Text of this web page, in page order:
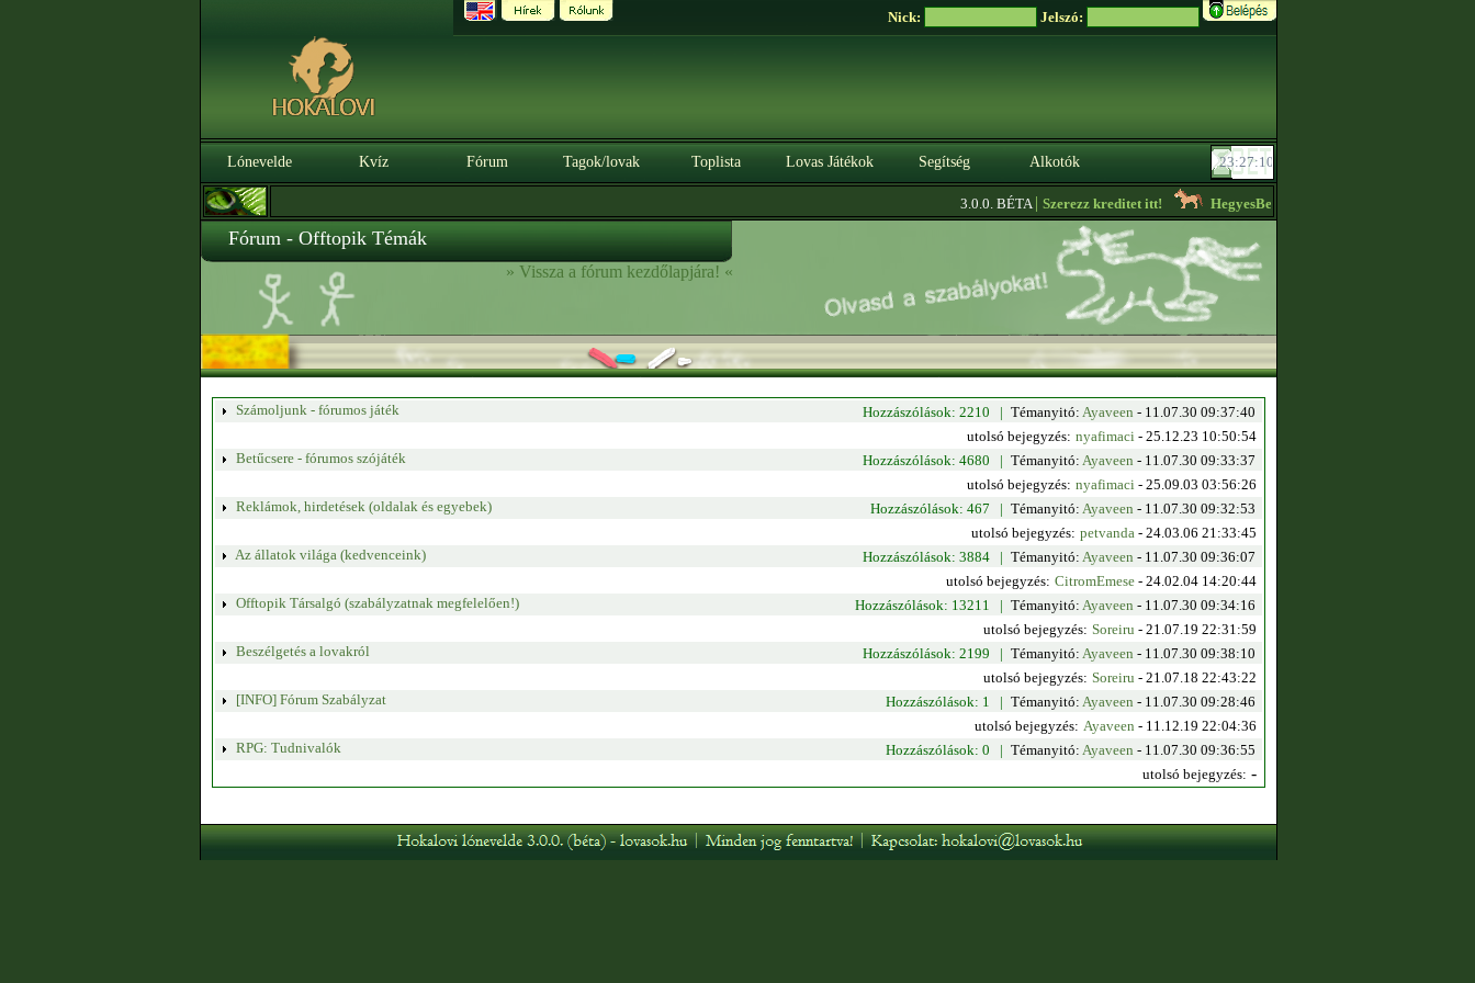
Nick: Jelszó:
Lónevelde Kvíz Fórum Tagok/lovak Toplista Lovas Játékok Segítség Alkotók
3.0.0. BÉTA|Szerezz kreditet itt! HegyesBerta
Fórum - Offtopik Témák
» Vissza a fórum kezdőlapjára! «
Számoljunk - fórumos játék Hozzászólások: 2210 | Témanyitó: Ayaveen - 11.07.30 09:37:40
utolsó bejegyzés: nyafimaci - 25.12.23 10:50:54
Betűcsere - fórumos szójáték
Hozzászólások: 4680 | Témanyitó: Ayaveen - 11.07.30 09:33:37
utolsó bejegyzés: nyafimaci - 25.09.03 03:56:26
Reklámok, hirdetések (oldalak és egyebek)
Hozzászólások: 467 | Témanyitó: Ayaveen - 11.07.30 09:32:53
utolsó bejegyzés: petvanda - 24.03.06 21:33:45
Az állatok világa (kedvenceink)
Hozzászólások: 3884 | Témanyitó: Ayaveen - 11.07.30 09:36:07
utolsó bejegyzés: CitromEmese - 24.02.04 14:20:44
Offtopik Társalgó (szabályzatnak megfelelően!)
Hozzászólások: 13211 | Témanyitó: Ayaveen - 11.07.30 09:34:16
utolsó bejegyzés: Soreiru - 21.07.19 22:31:59
Beszélgetés a lovakról
Hozzászólások: 2199 | Témanyitó: Ayaveen - 11.07.30 09:38:10
utolsó bejegyzés: Soreiru - 21.07.18 22:43:22
[INFO] Fórum Szabályzat
Hozzászólások: 1 | Témanyitó: Ayaveen - 11.07.30 09:28:46
utolsó bejegyzés: Ayaveen - 11.12.19 22:04:36
RPG: Tudnivalók
Hozzászólások: 0 | Témanyitó: Ayaveen - 11.07.30 09:36:55
utolsó bejegyzés: -